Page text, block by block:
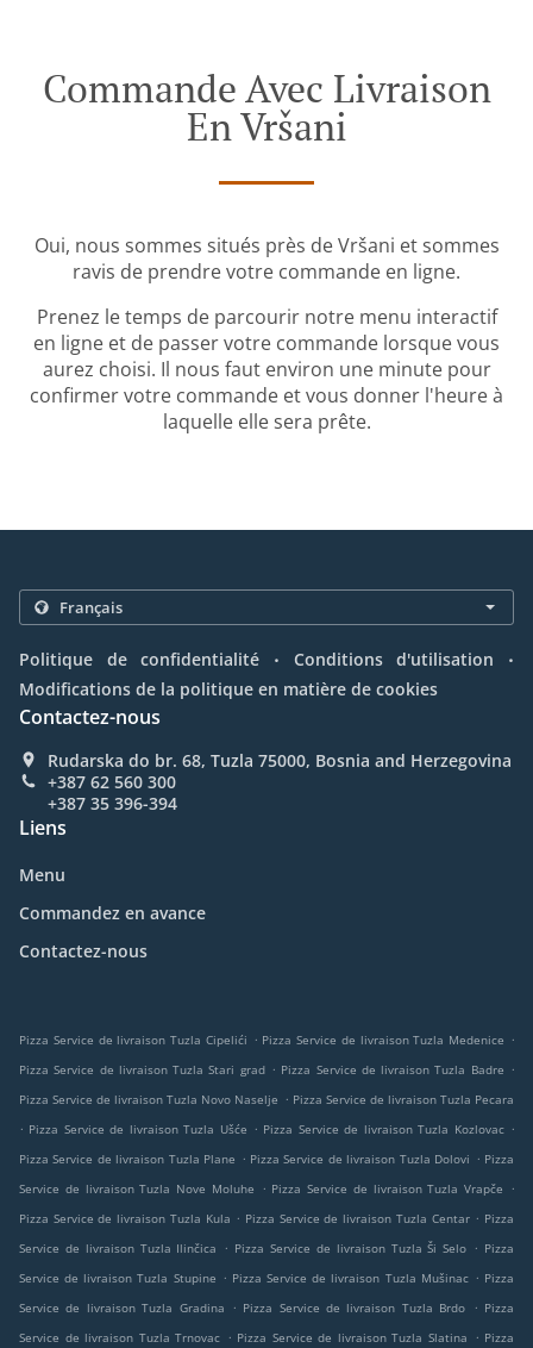
Commande Avec Livraison
En Vršani
Oui, nous sommes situés près de Vršani et sommes
ravis de prendre votre commande en ligne.
Prenez le temps de parcourir notre menu interactif
en ligne et de passer votre commande lorsque vous
aurez choisi. Il nous faut environ une minute pour
confirmer votre commande et vous donner l'heure à
laquelle elle sera prête.
Politique de confidentialité . Conditions d'utilisation .
Modifications de la politique en matière de cookies
Contactez-nous
Rudarska do br. 68, Tuzla 75000, Bosnia and Herzegovina
+387 62 560 300
+387 35 396-394
Liens
Menu
Commandez en avance
Contactez-nous
Pizza Service de livraison Tuzla Cipelići . Pizza Service de livraison Tuzla Medenice .
Pizza Service de livraison Tuzla Stari grad . Pizza Service de livraison Tuzla Badre .
Pizza Service de livraison Tuzla Novo Naselje . Pizza Service de livraison Tuzla Pecara
. Pizza Service de livraison Tuzla Ušće . Pizza Service de livraison Tuzla Kozlovac .
Pizza Service de livraison Tuzla Plane . Pizza Service de livraison Tuzla Dolovi . Pizza
Service de livraison Tuzla Nove Moluhe
. Pizza Service de livraison Tuzla Vrapče
.
Pizza Service de livraison Tuzla Kula . Pizza Service de livraison Tuzla Centar . Pizza
Service de livraison Tuzla Ilinčica
. Pizza Service de livraison Tuzla Ši Selo . Pizza
Service de livraison Tuzla Stupine . Pizza Service de livraison Tuzla Mušinac . Pizza
Service de livraison Tuzla Gradina
. Pizza Service de livraison Tuzla Brdo . Pizza
Service de livraison Tuzla Trnovac . Pizza Service de livraison Tuzla Slatina . Pizza